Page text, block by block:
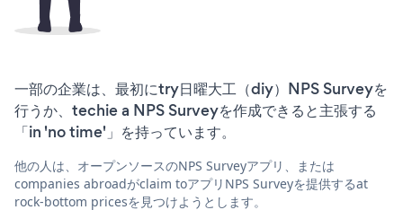
一部の企業は、最初にtry日曜大工（diy）NPS Surveyを
行うか、techie a NPS Surveyを作成できると主張する
「in 'no time'」を持っています。
他の人は、オープンソースのNPS Surveyアプリ、または
companies abroadがclaim toアプリNPS Surveyを提供するat
rock-bottom pricesを見つけようとします。